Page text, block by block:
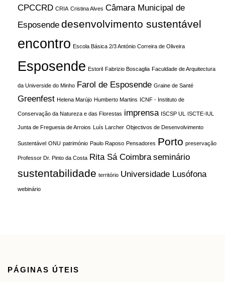
CPCCRD CRIA Cristina Alves Câmara Municipal de
Esposende desenvolvimento sustentável
encontro Escola Básica 2/3 António Correira de Oliveira
Esposende Estoril Fabrizio Boscaglia Faculdade de Arquitectura
da Universide do Minho Farol de Esposende Graine de Santé
Greenfest Helena Marújo Humberto Martins ICNF - Instituto de
Conservação da Natureza e das Florestas imprensa ISCSP UL ISCTE-IUL
Junta de Freguesia de Arroios Luís Larcher Objectivos de Desenvolvimento
Sustentável ONU património Paulo Raposo Pensadores Porto preservação
Professor Dr. Pinto da Costa Rita Sá Coimbra seminário
sustentabilidade território Universidade Lusófona
webinário
PÁGINAS ÚTEIS